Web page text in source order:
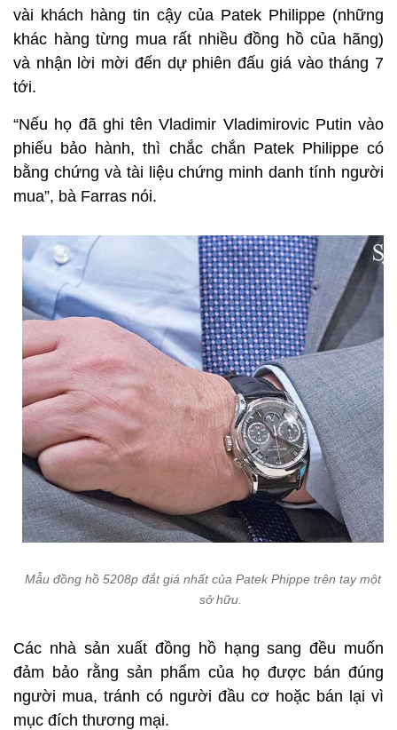
vài khách hàng tin cậy của Patek Philippe (những
khác hàng từng mua rất nhiều đồng hồ của hãng)
và nhận lời mời đến dự phiên đấu giá vào tháng 7
tới.
“Nếu họ đã ghi tên Vladimir Vladimirovic Putin vào
phiếu bảo hành, thì chắc chắn Patek Philippe có
bằng chứng và tài liệu chứng minh danh tính người
mua”, bà Farras nói.
Mẫu đồng hồ 5208p đắt giá nhất của Patek Phippe trên tay một
sở hữu.
Các nhà sản xuất đồng hồ hạng sang đều muốn
đảm bảo rằng sản phẩm của họ được bán đúng
người mua, tránh có người đầu cơ hoặc bán lại vì
mục đích thương mại.